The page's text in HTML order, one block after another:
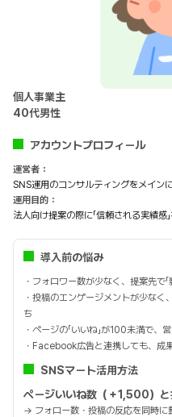
個人事業主
40代男性
アカウントプロフィール
運営者：
SNS運用のコンサルティングをメイン
運用目的：
法人向け提案の際に「信頼される実績感
導入前の悩み
・フォロワー数が少なく、提案先で
・投稿のエンゲージメントが少な
ち
・ページの「いいね」が100未満で、
・Facebook広告と連携しても、成
SNSマート活用方法
ページいいね数（＋1,500）
→ フォロー数・投稿の反応を同時に